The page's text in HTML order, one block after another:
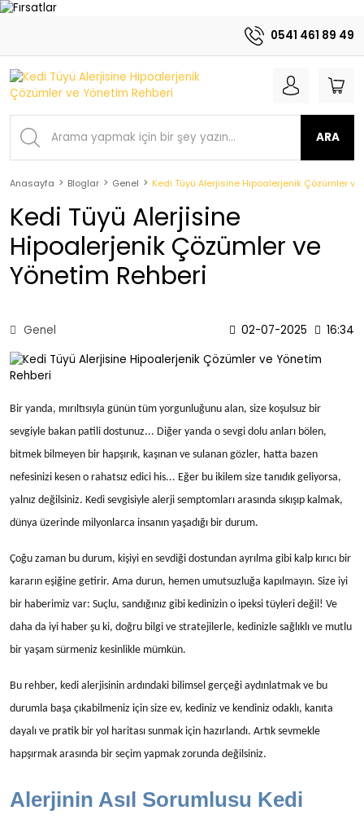
0541 461 89 49
ARA
Anasayfa Bloglar Genel Kedi Tüyü Alerjisine Hipoalerjenik Çözümler ve
Kedi Tüyü Alerjisine
Hipoalerjenik Çözümler ve
Yönetim Rehberi
Genel 02-07-2025 16:34
Bir yanda, mırıltısıyla günün tüm yorgunluğunu alan, size koşulsuz bir
sevgiyle bakan patili dostunuz... Diğer yanda o sevgi dolu anları bölen,
bitmek bilmeyen bir hapşırık, kaşınan ve sulanan gözler, hatta bazen
nefesinizi kesen o rahatsız edici his... Eğer bu ikilem size tanıdık geliyorsa,
yalnız değilsiniz. Kedi sevgisiyle alerji semptomları arasında sıkışıp kalmak,
dünya üzerinde milyonlarca insanın yaşadığı bir durum.
Çoğu zaman bu durum, kişiyi en sevdiği dostundan ayrılma gibi kalp kırıcı bir
kararın eşiğine getirir. Ama durun, hemen umutsuzluğa kapılmayın. Size iyi
bir haberimiz var: Suçlu, sandığınız gibi kedinizin o ipeksi tüyleri değil! Ve
daha da iyi haber şu ki, doğru bilgi ve stratejilerle, kedinizle sağlıklı ve mutlu
bir yaşam sürmeniz kesinlikle mümkün.
Bu rehber, kedi alerjisinin ardındaki bilimsel gerçeği aydınlatmak ve bu
durumla başa çıkabilmeniz için size ev, kediniz ve kendiniz odaklı, kanıta
dayalı ve pratik bir yol haritası sunmak için hazırlandı. Artık sevmekle
hapşırmak arasında bir seçim yapmak zorunda değilsiniz.
Alerjinin Asıl Sorumlusu Kedi